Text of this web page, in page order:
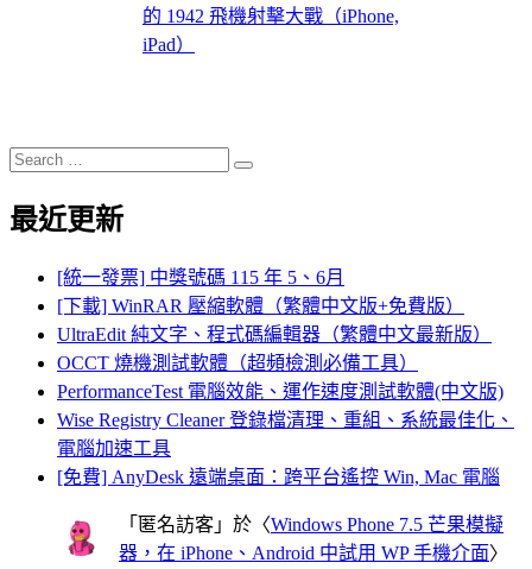
的 1942 飛機射擊大戰（iPhone,
iPad）
Search
for:
Search
最近更新
[統一發票] 中獎號碼 115 年 5、6月
[下載] WinRAR 壓縮軟體（繁體中文版+免費版）
UltraEdit 純文字、程式碼編輯器（繁體中文最新版）
OCCT 燒機測試軟體（超頻檢測必備工具）
PerformanceTest 電腦效能、運作速度測試軟體(中文版)
Wise Registry Cleaner 登錄檔清理、重組、系統最佳化、
電腦加速工具
[免費] AnyDesk 遠端桌面：跨平台遙控 Win, Mac 電腦
「 匿名訪客 」於〈Windows Phone 7.5 芒果模擬
器，在 iPhone、Android 中試用 WP 手機介面〉